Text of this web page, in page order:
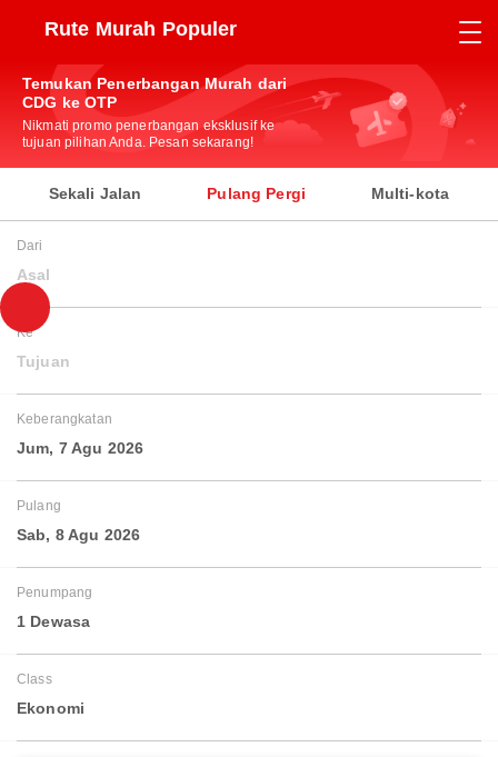
Rute Murah Populer
Temukan Penerbangan Murah dari
CDG ke OTP
Nikmati promo penerbangan eksklusif ke
tujuan pilihan Anda. Pesan sekarang!
Sekali Jalan Pulang Pergi Multi-kota
Dari
Asal
Ke
Tujuan
Keberangkatan
Jum, 7 Agu 2026
Pulang
Sab, 8 Agu 2026
Penumpang
1 Dewasa
Class
Ekonomi